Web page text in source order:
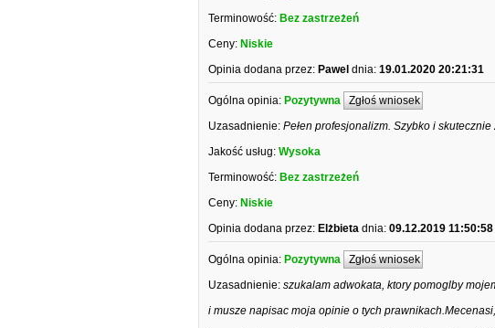
Terminowość: Bez zastrzeżeń
Ceny: Niskie
Opinia dodana przez: Pawel dnia: 19.01.2020 20:21:31
Ogólna opinia: Pozytywna Zgłoś wniosek
Uzasadnienie: Pełen profesjonalizm. Szybko i
Jakość usług: Wysoka
Terminowość: Bez zastrzeżeń
Ceny: Niskie
Opinia dodana przez: Elżbieta dnia: 09.12.2019 11:50:58
Ogólna opinia: Pozytywna Zgłoś wniosek
Uzasadnienie: szukalam adwokata, ktory pomoglby
i musze napisac moja opinie o tych